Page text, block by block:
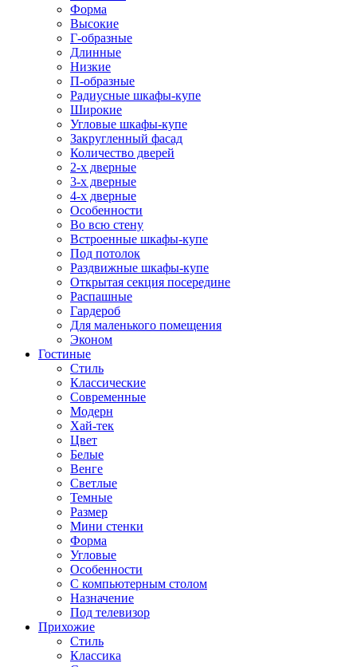
Форма
Высокие
Г-образные
Длинные
Низкие
П-образные
Радиусные шкафы-купе
Широкие
Угловые шкафы-купе
Закругленный фасад
Количество дверей
2-х дверные
3-х дверные
4-х дверные
Особенности
Во всю стену
Встроенные шкафы-купе
Под потолок
Раздвижные шкафы-купе
Открытая секция посередине
Распашные
Гардероб
Для маленького помещения
Эконом
Гостиные
Стиль
Классические
Современные
Модерн
Хай-тек
Цвет
Белые
Венге
Светлые
Темные
Размер
Мини стенки
Форма
Угловые
Особенности
С компьютерным столом
Назначение
Под телевизор
Прихожие
Стиль
Классика